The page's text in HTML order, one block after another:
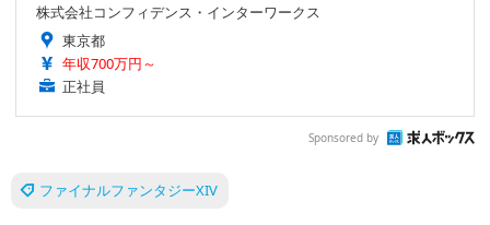
株式会社コンフィデンス・インターワークス
東京都
年収700万円～
正社員
Sponsored by
ファイナルファンタジーXIV